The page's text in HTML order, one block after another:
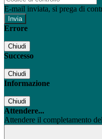
E-mail inviata, si prega di
Errore
Chiudi
Successo
Chiudi
Informazione
Chiudi
Attendere...
Attendere il completamento